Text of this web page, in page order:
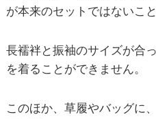
が本来のセットではないこと
長襦袢と振袖のサイズが合
を着ることができません。
このほか、草履やバッグに